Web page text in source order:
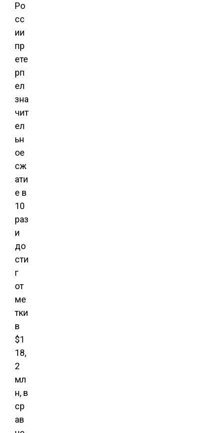
Ро
сс
ии
пр
ете
рп
ел
зна
чит
ел
ьн
ое
сж
ати
е в
10
раз
и
до
сти
г
от
ме
тки
в
$1
18,
2
мл
н, в
ср
ав